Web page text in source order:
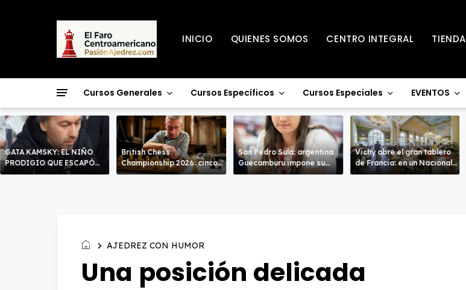
INICIO QUIENES SOMOS CENTRO INTEGRAL TIENDA
Cursos Generales Cursos Específicos Cursos Especiales EVENTOS
GATA KAMSKY: EL NIÑO
PRODIGIO QUE ESCAPÓ
DOS VECES!
British Chess
Championship 2026: cinco
líderes entran en la recta
San Pedro Sula: argentina
Guecamburu impone su
poderío.
Vichy abre el gran tablero
de Francia: en un Nacional
de alto nivel
AJEDREZ CON HUMOR
Una posición delicada